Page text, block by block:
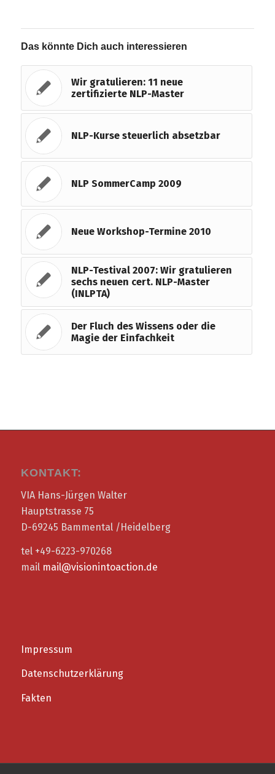
Das könnte Dich auch interessieren
Wir gratulieren: 11 neue
zertifizierte NLP-Master
NLP-Kurse steuerlich absetzbar
NLP SommerCamp 2009
Neue Workshop-Termine 2010
NLP-Testival 2007: Wir gratulieren
sechs neuen cert. NLP-Master
(INLPTA)
Der Fluch des Wissens oder die
Magie der Einfachkeit
KONTAKT:
VIA Hans-Jürgen Walter
Hauptstrasse 75
D-69245 Bammental /Heidelberg
tel +49-6223-970268
mail mail@visionintoaction.de
Impressum
Datenschutzerklärung
Fakten